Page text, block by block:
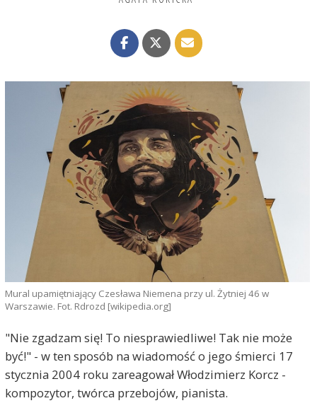
Mural upamiętniający Czesława Niemena przy ul. Żytniej 46 w
Warszawie. Fot. Rdrozd [wikipedia.org]
"Nie zgadzam się! To niesprawiedliwe! Tak nie może
być!" - w ten sposób na wiadomość o jego śmierci 17
stycznia 2004 roku zareagował Włodzimierz Korcz -
kompozytor, twórca przebojów, pianista.